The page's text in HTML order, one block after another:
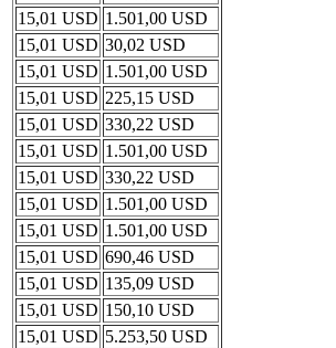
15,01 USD 1.501,00 USD
15,01 USD 30,02 USD
15,01 USD 1.501,00 USD
15,01 USD 225,15 USD
15,01 USD 330,22 USD
15,01 USD 1.501,00 USD
15,01 USD 330,22 USD
15,01 USD 1.501,00 USD
15,01 USD 1.501,00 USD
15,01 USD 690,46 USD
15,01 USD 135,09 USD
15,01 USD 150,10 USD
15,01 USD 5.253,50 USD